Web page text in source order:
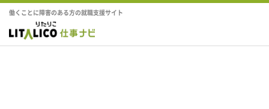
働くことに障害のある方の就職支援サイト